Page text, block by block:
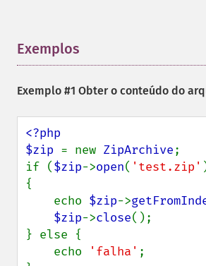
Exemplos
Exemplo #1 Obter o conteúdo do
<?php
$zip = new ZipArchive;
if ($zip->open( 'test.zip'
{
    echo
$zip->
$zip->close();
} else {
    echo
'falha' ;